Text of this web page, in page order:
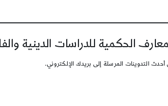
الحكمية للدراسات الدينية
التدوينات المرسلة إلى بريدك الإلكتروني.